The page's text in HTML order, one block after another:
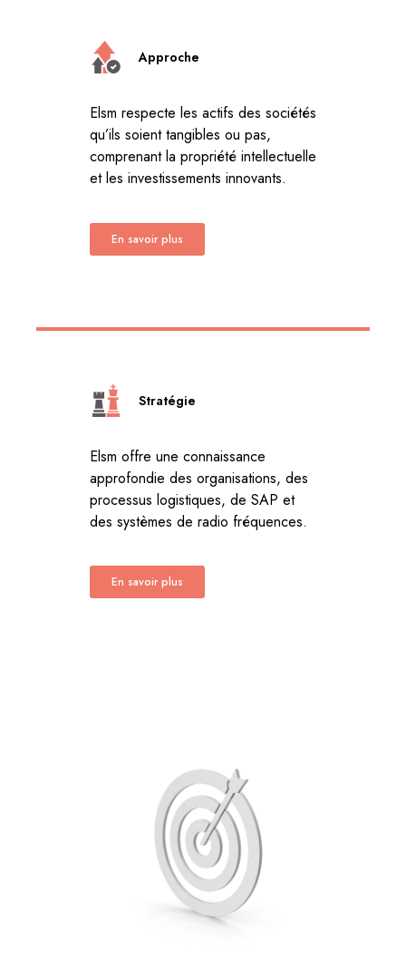
Approche
Elsm respecte les actifs des sociétés
qu’ils soient tangibles ou pas,
comprenant la propriété intellectuelle
et les investissements innovants.
En savoir plus
Stratégie
Elsm offre une connaissance
approfondie des organisations, des
processus logistiques, de SAP et
des systèmes de radio fréquences.
En savoir plus